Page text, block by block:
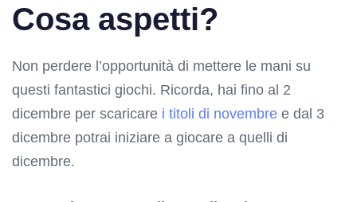
Cosa aspetti?
Non perdere l’opportunità di mettere le mani su
questi fantastici giochi. Ricorda, hai fino al 2
dicembre per scaricare i titoli di novembre e dal 3
dicembre potrai iniziare a giocare a quelli di
dicembre.